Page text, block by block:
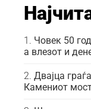
Човек 50
а влезот и
Двајца
Камениот